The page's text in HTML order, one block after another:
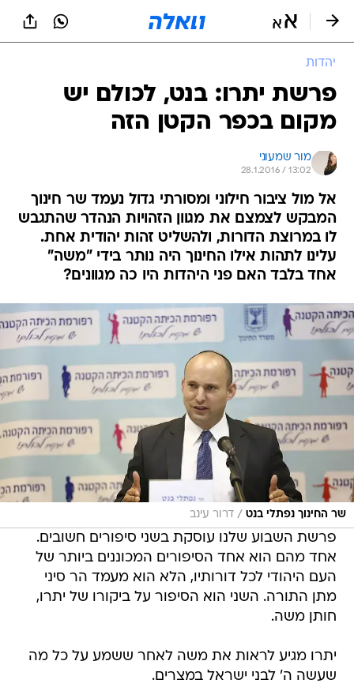
יהדות
פרשת יתרו: בנט, לכולם יש
מקום בכפר הקטן הזה
מור שמעוני
28.1.2016 / 13:02
אל מול ציבור חילוני ומסורתי גדול נעמד שר חינוך
המבקש לצמצם את מגוון הזהויות הנהדר שהתגבש
לו במרוצת הדורות, ולהשליט זהות יהודית אחת.
עלינו לתהות אילו החינוך היה נותר בידי "משה"
אחד בלבד האם פני היהדות היו כה מגוונים?
שר החינוך נפתלי בנט / דרור עינב
פרשת השבוע שלנו עוסקת בשני סיפורים חשובים.
אחד מהם הוא אחד הסיפורים המכוננים ביותר של
העם היהודי לכל דורותיו, הלא הוא מעמד הר סיני 
מתן התורה. השני הוא הסיפור על ביקורו של יתרו,
חותן משה.
יתרו מגיע לראות את משה לאחר ששמע על כל מה
שעשה ה' לבני ישראל במצרים.